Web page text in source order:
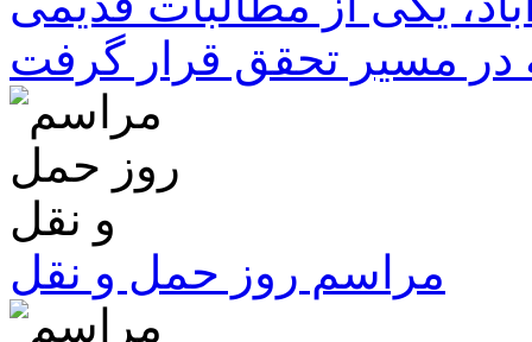
در مسیر تحقق قرار گرفت
مراسم روز حمل و نقل